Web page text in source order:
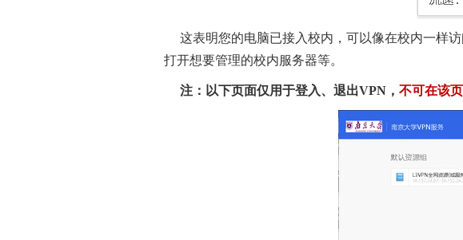
这表明您的电脑已接入校内，可以像在校内一样
打开想要管理的校内服务器等。
注：以下页面仅用于登入、退出VPN， 不可在该